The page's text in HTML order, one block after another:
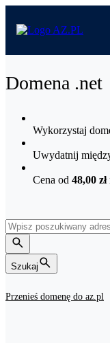
Domena .net
Wykorzystaj
Uwydatnij
Cena od 48,00 zł
Szukaj
Przenieś domenę do az.pl